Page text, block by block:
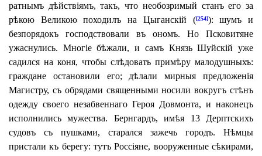
ратнымъ дѣйствіямъ, такъ, что необозримый станъ его за
рѣкою Великою походилъ на Цыганскій ([254]): шумъ и
безпорядокъ господствовали въ ономъ. Но Псковитяне
ужаснулись. Многіе бѣжали, и самъ Князь Шуйскій уже
садился на коня, чтобы слѣдовать примѣру малодушныхъ:
граждане остановили его; дѣлали мирныя предложенія
Магистру, съ обрядами священными носили вокругъ стѣнъ
одежду своего незабвеннаго Героя Довмонта, и наконецъ
исполнились мужества. Бернгардъ, имѣя 13 Дерптскихъ
судовъ съ пушками, старался зажечь городъ. Нѣмцы
пристали къ берегу: тутъ Россіяне, вооруженные сѣкирами,